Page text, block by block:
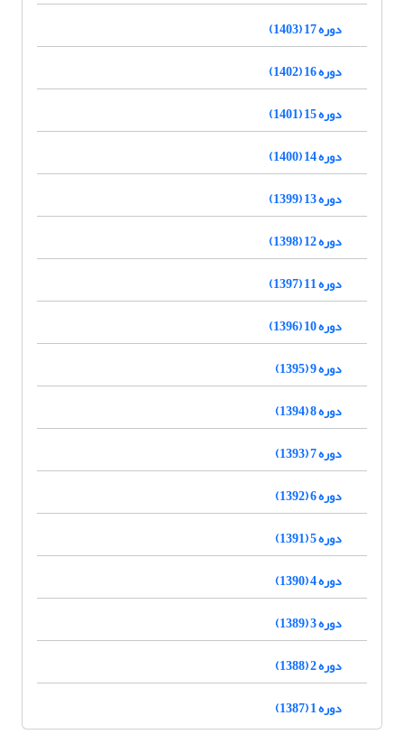
دوره 17 (1403)
دوره 16 (1402)
دوره 15 (1401)
دوره 14 (1400)
دوره 13 (1399)
دوره 12 (1398)
دوره 11 (1397)
دوره 10 (1396)
دوره 9 (1395)
دوره 8 (1394)
دوره 7 (1393)
دوره 6 (1392)
دوره 5 (1391)
دوره 4 (1390)
دوره 3 (1389)
دوره 2 (1388)
دوره 1 (1387)